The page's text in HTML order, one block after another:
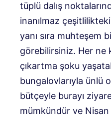
tüplü dalış
inanılmaz
yanı sıra muhteşem
görebilirsiniz. Her ne
çıkartma şoku
bungalovlarıyla ünlü
bütçeyle burayı
mümkündür ve Nisan